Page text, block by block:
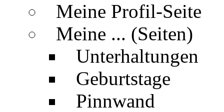
Meine Profil-Seite
Meine ... (Seiten)
Unterhaltungen
Geburtstage
Pinnwand